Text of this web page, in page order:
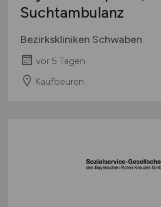
Suchtambulanz
Bezirkskliniken Schwaben
vor 5 Tagen
Kaufbeuren